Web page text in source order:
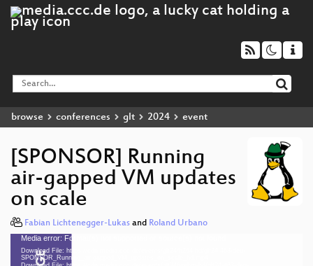
browse conferences glt 2024 event
[SPONSOR] Running
air-gapped VM updates
on scale
Fabian Lichtenegger-Lukas and Roland Urbano
Video
Player
Media error: Format(s) not supported or source(s) not found
Download File: https://cdn.media.ccc.de/events/glt24/h264-hd/glt24-463-deu-
SPONSOR_Running_air-gapped_VM_updates_on_scale_hd.mp4